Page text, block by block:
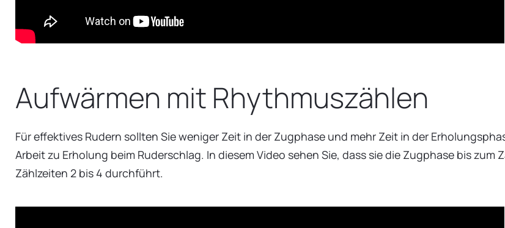
Aufwärmen mit Rhythmuszählen
Für effektives Rudern sollten Sie weniger Zeit in der Zugphase und mehr Zeit in der
Arbeit zu Erholung beim Ruderschlag. In diesem Video sehen Sie, dass sie die Zugphase bis
Zählzeiten 2 bis 4 durchführt.